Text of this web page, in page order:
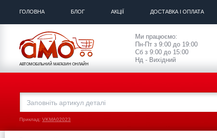
ГОЛОВНА БЛОГ АКЦІЇ ДОСТАВКА І ОПЛАТА
АВТОМОБІЛЬНИЙ МАГАЗИН ОНЛАЙН
Ми працюємо:
Пн-Пт з 9:00 до 19:00
Сб з 9:00 до 15:00
Нд - Вихідний
Приклад: VKMA02023